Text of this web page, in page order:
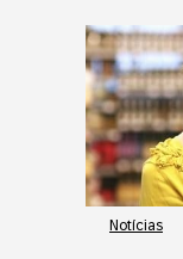
Notícias